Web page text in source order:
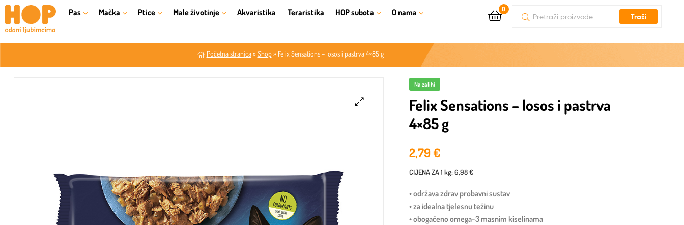
Pas Mačka Ptice Male životinje Akvaristika Teraristika HOP subota O nama 0
Traži
Početna stranica» Shop» Felix Sensations – losos i pastrva 4×85 g
Na zalihi
Felix Sensations – losos i pastrva
4×85 g
2,79€
CIJENA ZA1 kg:6,98 €
• održava zdrav probavni sustav
• za idealna tjelesnu težinu
• obogaćeno omega-3 masnim kiselinama